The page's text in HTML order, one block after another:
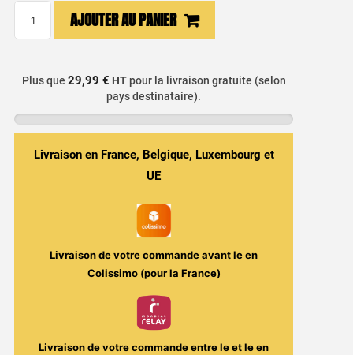
Menthe
&
Bubble
AJOUTER AU PANIER
Plus que 29,99 € HTpour la livraison gratuite (selon
pays destinataire).
Livraison en France, Belgique, Luxembourg et
UE
Livraison de votre commande avant leen
Colissimo (pour la France)
Livraison de votre commande entre leet leen